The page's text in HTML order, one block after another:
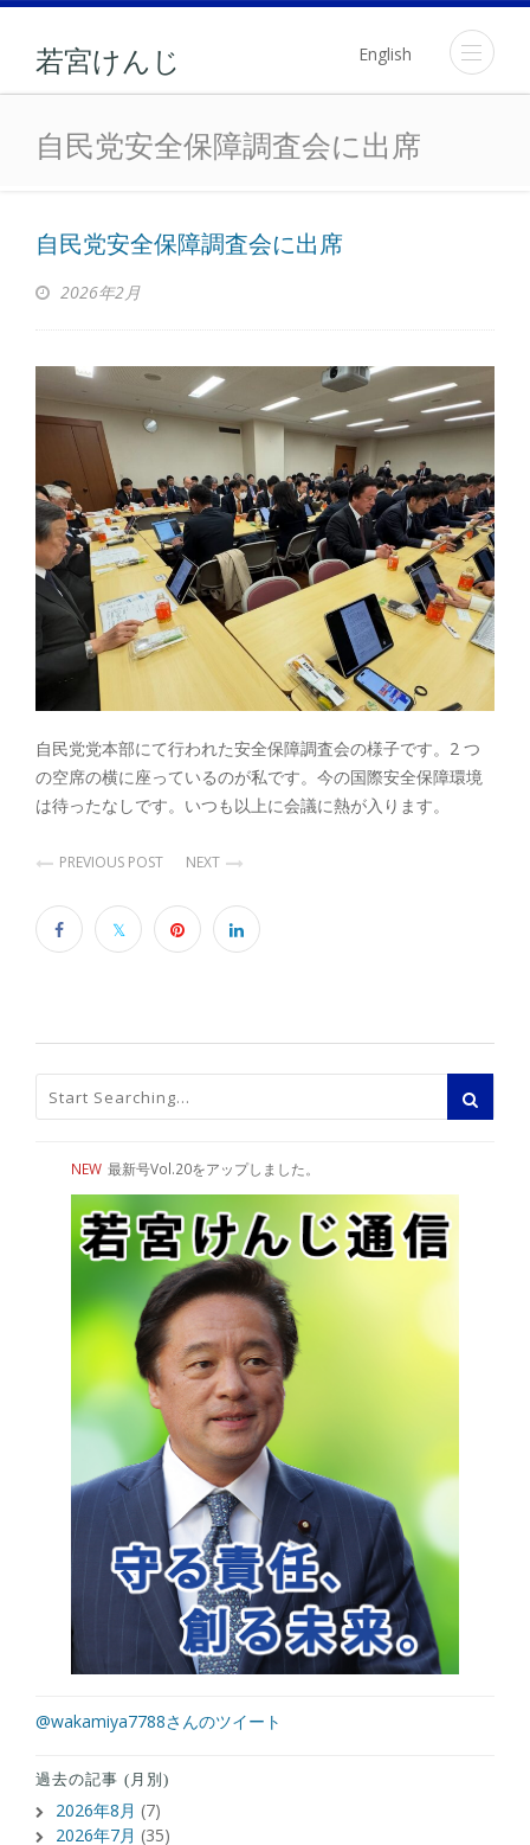
若宮けんじ English
自民党安全保障調査会に
自民党安全保障調査会に出席
自民党安全保障調査会に出席
2026年2月
自民党党本部にて行われた安全保障調査会の様子です。2 つ
の空席の横に座っているのが私です。今の国際安全保障環境
は待ったなしです。いつも以上に会議に熱が入ります。
PREVIOUS POST NEXT
NEW 最新号Vol.20をアップしました。
@wakamiya7788さんのツイート
過去の記事 (月別)
2026年8月 (7)
2026年7月 (35)